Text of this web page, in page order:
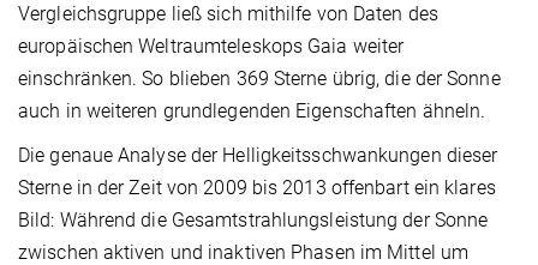
Vergleichsgruppe ließ sich mithilfe von Daten des
europäischen Weltraumteleskops Gaia weiter
einschränken. So blieben 369 Sterne übrig, die der Sonne
auch in weiteren grundlegenden Eigenschaften ähneln.
Die genaue Analyse der Helligkeitsschwankungen dieser
Sterne in der Zeit von 2009 bis 2013 offenbart ein klares
Bild: Während die Gesamtstrahlungsleistung der Sonne
zwischen aktiven und inaktiven Phasen im Mittel um